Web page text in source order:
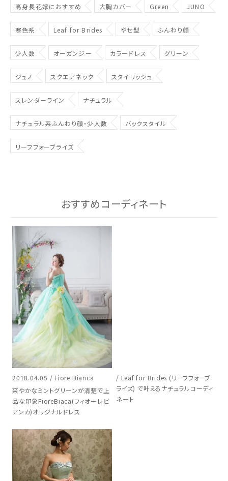
ウェディングマガジン
結婚式場を探す
ドレスブランド
スタイル別
フォトウエディング
高身長花嫁におすすめ 大胸カバー Green JUNO
寒色系 Leaf for Brides やせ型 ふんわり顔
少人数 オーガンジー カラードレス グリーン
ジュノ スクエアネック スタイリッシュ
スレンダーライン ナチュラル
ナチュラル系ふんわり顔・少人数 バックスタイル
リーフフォーブライズ
おすすめコーディネート
2018.04.05 / Fiore Bianca
爽やかなミントグリーンが清楚で上
品な印象FioreBiaca(フィオーレビ
アンカ)オリジナルドレス
/ Leaf for Brides (リーフフォーブ
ライズ) で叶えるナチュラルコーディ
ネート